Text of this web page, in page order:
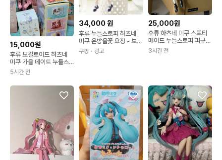
15,000원
후류 보컬로이드 하츠네
미쿠 가을 데이트 누들스
토퍼 어나더 컬러
5시간 전
34,000원
후류 누들스토퍼 하츠네
미쿠 은방울꽃 요정 - 보컬
로이드 1개
쿠팡 ・광고
25,000원
후류 하츠네 미쿠 스포티
메이드 누들스토퍼 피규어
보컬로이드 보카로
3시간 전